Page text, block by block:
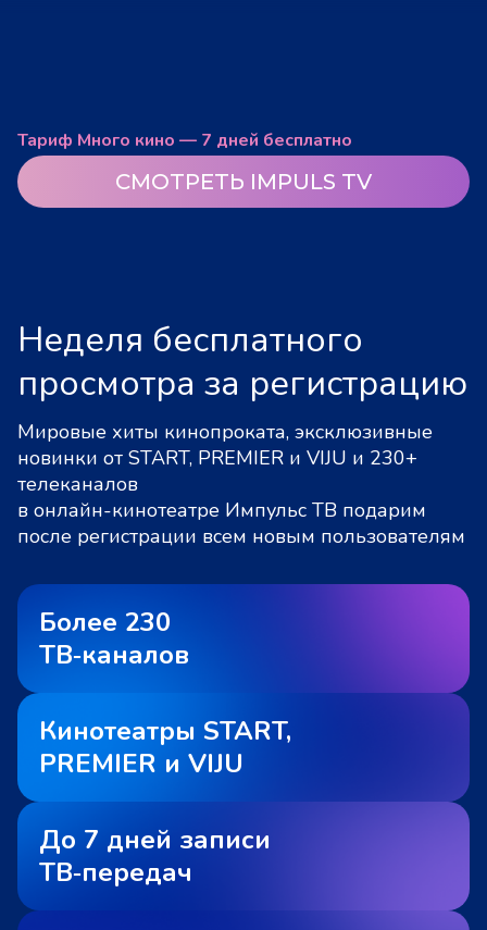
Тариф Много кино — 7 дней бесплатно
СМОТРЕТЬ IMPULS TV
Неделя бесплатного
просмотра за регистрацию
Мировые хиты кинопроката, эксклюзивные
новинки от START, PREMIER и VIJU и 230+
телеканалов
в онлайн-кинотеатре Импульс ТВ подарим
после регистрации всем новым пользователям
Более 230
ТВ‑каналов
Кинотеатры START,
PREMIER и VIJU
До 7 дней записи
ТВ‑передач